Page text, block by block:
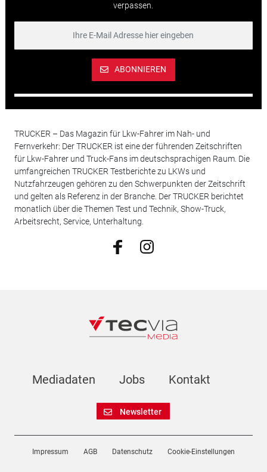
verpassen.
ABONNIEREN
TRUCKER – Das Magazin für Lkw-Fahrer im Nah- und
Fernverkehr: Der TRUCKER ist eine der führenden Zeitschriften
für Lkw-Fahrer und Truck-Fans im deutschsprachigen Raum. Die
umfangreichen TRUCKER Testberichte zu LKWs und
Nutzfahrzeugen gehören zu den Schwerpunkten der Zeitschrift
und gelten als Referenz in der Branche. Der TRUCKER berichtet
monatlich über die Themen Test und Technik, Show-Truck,
Arbeitsrecht, Service, Unterhaltung.
Mediadaten Jobs Kontakt
Newsletter
Impressum AGB Datenschutz Cookie-Einstellungen